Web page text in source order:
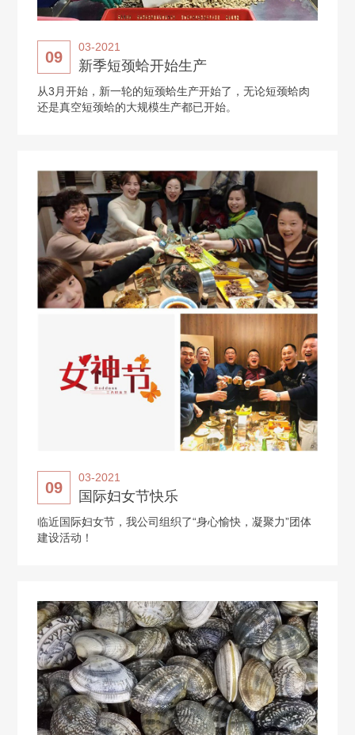
09
03-2021
新季短颈蛤开始生产
从3月开始，新一轮的短颈蛤生产开始了，无论短颈蛤肉
还是真空短颈蛤的大规模生产都已开始。
09
03-2021
国际妇女节快乐
临近国际妇女节，我公司组织了“身心愉快，凝聚力”团体
建设活动！